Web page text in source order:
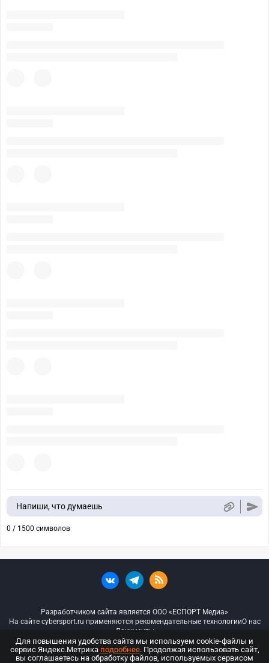
Напиши, что думаешь
0 / 1500 символов
Разработчиком сайта является ООО «ЕСПОРТ Медиа»
На сайте cybersport.ru применяются рекомендательные технологииО нас
Документы
© ООО «Киберспорт.ру» — Все права защищены
Для повышения удобства сайта мы используем cookie-файлы и
сервис Яндекс.Метрика подробнее. Продолжая использовать сайт,
вы соглашаетесь на обработку файлов, используемых сервисом